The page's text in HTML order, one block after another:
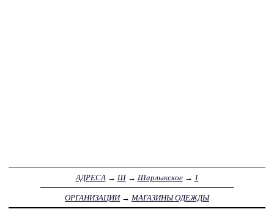
АДРЕСА → Ш→ Шарлыкское→ 1
ОРГАНИЗАЦИИ→ МАГАЗИНЫ ОДЕЖДЫ